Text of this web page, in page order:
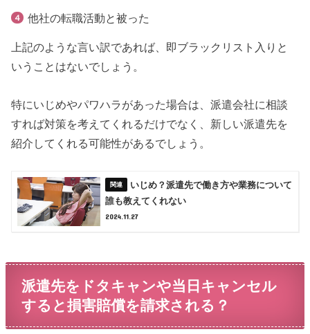
他社の転職活動と被った
上記のような言い訳であれば、即ブラックリスト入りと
いうことはないでしょう。
特にいじめやパワハラがあった場合は、派遣会社に相談
すれば対策を考えてくれるだけでなく、新しい派遣先を
紹介してくれる可能性があるでしょう。
いじめ？派遣先で働き方や業務について
誰も教えてくれない
2024.11.27
派遣先をドタキャンや当日キャンセル
すると損害賠償を請求される？